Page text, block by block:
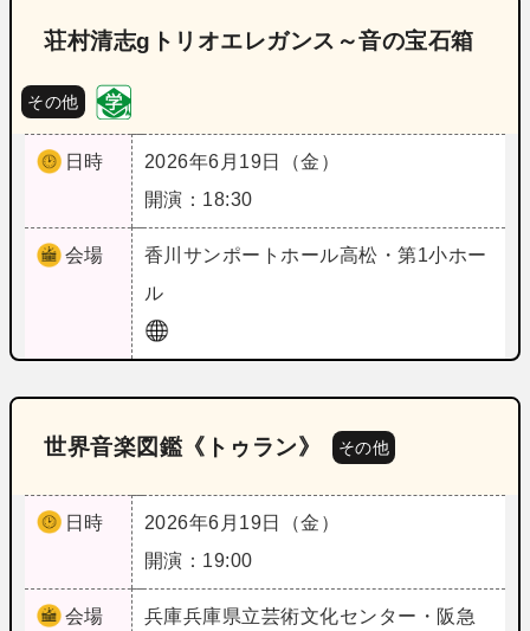
荘村清志gトリオエレガンス～音の宝石箱
その他
日時
2026年6月19日（金）
開演：18:30
会場 香川 サンポートホール高松・第1小ホー
ル
世界音楽図鑑《トゥラン》 その他
日時
2026年6月19日（金）
開演：19:00
会場 兵庫兵庫県立芸術文化センター・阪急